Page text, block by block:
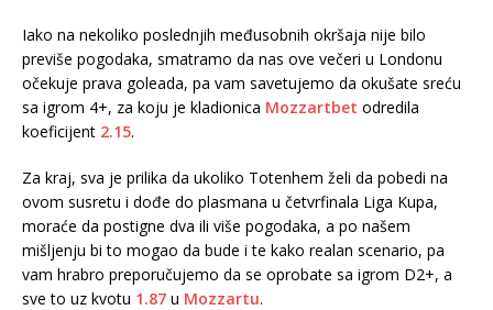
Iako na nekoliko poslednjih međusobnih okršaja nije bilo
previše pogodaka, smatramo da nas ove večeri u Londonu
očekuje prava goleada, pa vam savetujemo da okušate sreću
sa igrom 4+, za koju je kladionica Mozzartbet odredila
koeficijent 2.15.
Za kraj, sva je prilika da ukoliko Totenhem želi da pobedi na
ovom susretu i dođe do plasmana u četvrfinala Liga Kupa,
moraće da postigne dva ili više pogodaka, a po našem
mišljenju bi to mogao da bude i te kako realan scenario, pa
vam hrabro preporučujemo da se oprobate sa igrom D2+, a
sve to uz kvotu 1.87 u Mozzartu.